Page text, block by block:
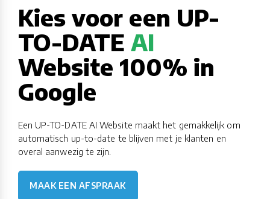
Kies voor een UP-
TO-DATEAI
Website 100% in
Google
Een UP-TO-DATE AI Website maakt het gemakkelijk om
automatisch up-to-date te blijven met je klanten en
overal aanwezig te zijn.
MAAK EEN AFSPRAAK